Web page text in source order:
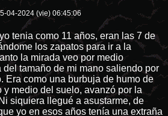
04-2024 (vie) 06:45:06
tenia como 11 años, eran las 7 de
los zapatos para ir a la
la mirada veo por medio
tamaño de mi mano saliendo por
Era como una burbuja de humo de
y medio del suelo, avanzó por la
siquiera llegué a asustarme, de
yo en esos años tenía una extraña